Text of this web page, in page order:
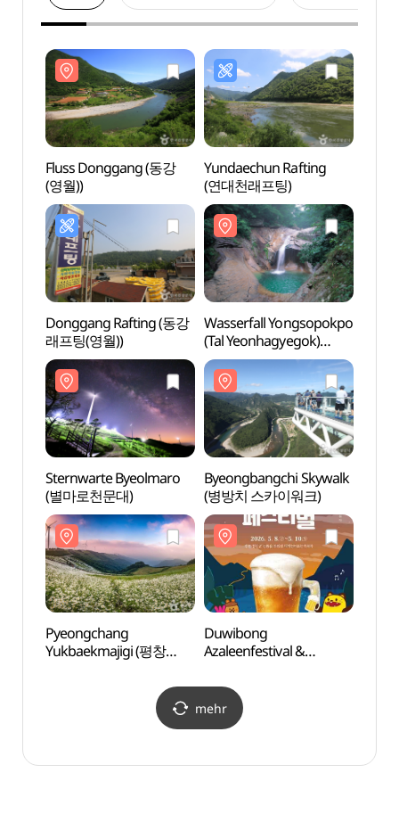
Fluss Donggang (동강
(영월))
Yundaechun Rafting
(연대천래프팅)
Donggang Rafting (동강
래프팅(영월))
Wasserfall Yongsopokpo
(Tal Yeonhagyegok)
(용소폭포(연하계곡))
Sternwarte Byeolmaro
(별마로천문대)
Byeongbangchi Skywalk
(병방치 스카이워크)
Pyeongchang
Yukbaekmajigi (평창
Duwibong
Azaleenfestival &
철쭉축제&산맥페스티벌)
mehr